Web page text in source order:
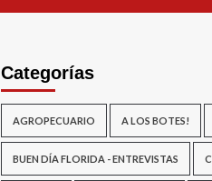
Categorías
AGROPECUARIO A LOS BOTES!
BUEN DÍA FLORIDA - ENTREVISTAS